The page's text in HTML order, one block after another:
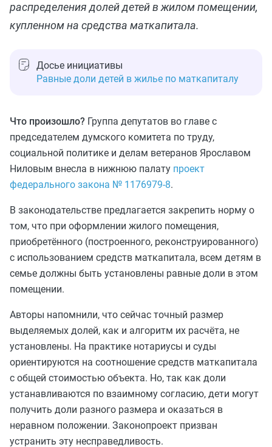
распределения долей детей в жилом помещении,
купленном на средства маткапитала.
Досье инициативы
Равные доли детей в жилье по маткапиталу
Что произошло? Группа депутатов во главе с
председателем думского комитета по труду,
социальной политике и делам ветеранов Ярославом
Ниловым внесла в нижнюю палату проект
федерального закона № 1176979-8.
В законодательстве предлагается закрепить норму о
том, что при оформлении жилого помещения,
приобретённого (построенного, реконструированного)
с использованием средств маткапитала, всем детям в
семье должны быть установлены равные доли в этом
помещении.
Авторы напомнили, что сейчас точный размер
выделяемых долей, как и алгоритм их расчёта, не
установлены. На практике нотариусы и суды
ориентируются на соотношение средств маткапитала
с общей стоимостью объекта. Но, так как доли
устанавливаются по взаимному согласию, дети могут
получить доли разного размера и оказаться в
неравном положении. Законопроект призван
устранить эту несправедливость.